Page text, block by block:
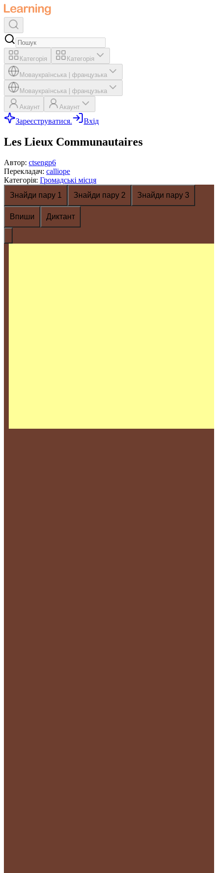
Категорія Категорія
Моваукраїнська французька
Моваукраїнська французька
Акаунт Акаунт
Зареєструватися. Вхід
Les Lieux Communautaires
Автор: ctsengp6
Перекладач: calliope
Категорія: Громадські місця
Знайди пару 1
Знайди пару 2 Знайди пару 3
Впиши Диктант